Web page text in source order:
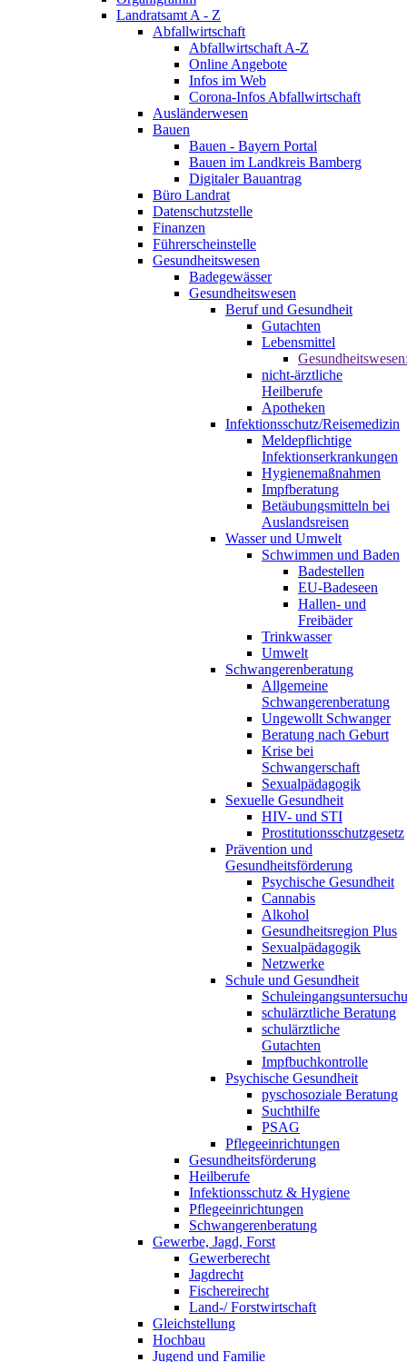
Landratsamt A - Z
Abfallwirtschaft
Abfallwirtschaft A-Z
Online Angebote
Infos im Web
Corona-Infos Abfallwirtschaft
Ausländerwesen
Bauen
Bauen - Bayern Portal
Bauen im Landkreis Bamberg
Digitaler Bauantrag
Büro Landrat
Datenschutzstelle
Finanzen
Führerscheinstelle
Gesundheitswesen
Badegewässer
Gesundheitswesen
Beruf und Gesundheit
Gutachten
Lebensmittel
nicht-ärztliche
Heilberufe
Apotheken
Infektionsschutz/Reisemedizin
Meldepflichtige
Infektionserkrankungen
Hygienemaßnahmen
Impfberatung
Betäubungsmitteln bei
Auslandsreisen
Wasser und Umwelt
Schwimmen und Baden
Badestellen
EU-Badeseen
Hallen- und
Freibäder
Trinkwasser
Umwelt
Schwangerenberatung
Allgemeine
Schwangerenberatung
Ungewollt Schwanger
Beratung nach Geburt
Krise bei
Schwangerschaft
Sexualpädagogik
Sexuelle Gesundheit
HIV- und STI
Prostitutionsschutzgesetz
Prävention und
Gesundheitsförderung
Psychische Gesundheit
Cannabis
Alkohol
Gesundheitsregion Plus
Sexualpädagogik
Netzwerke
Schule und Gesundheit
schulärztliche Beratung
schulärztliche
Gutachten
Impfbuchkontrolle
Psychische Gesundheit
pyschosoziale Beratung
Suchthilfe
PSAG
Pflegeeinrichtungen
Gesundheitsförderung
Heilberufe
Infektionsschutz & Hygiene
Pflegeeinrichtungen
Schwangerenberatung
Gewerbe, Jagd, Forst
Gewerberecht
Jagdrecht
Fischereirecht
Land-/ Forstwirtschaft
Gleichstellung
Hochbau
Jugend und Familie